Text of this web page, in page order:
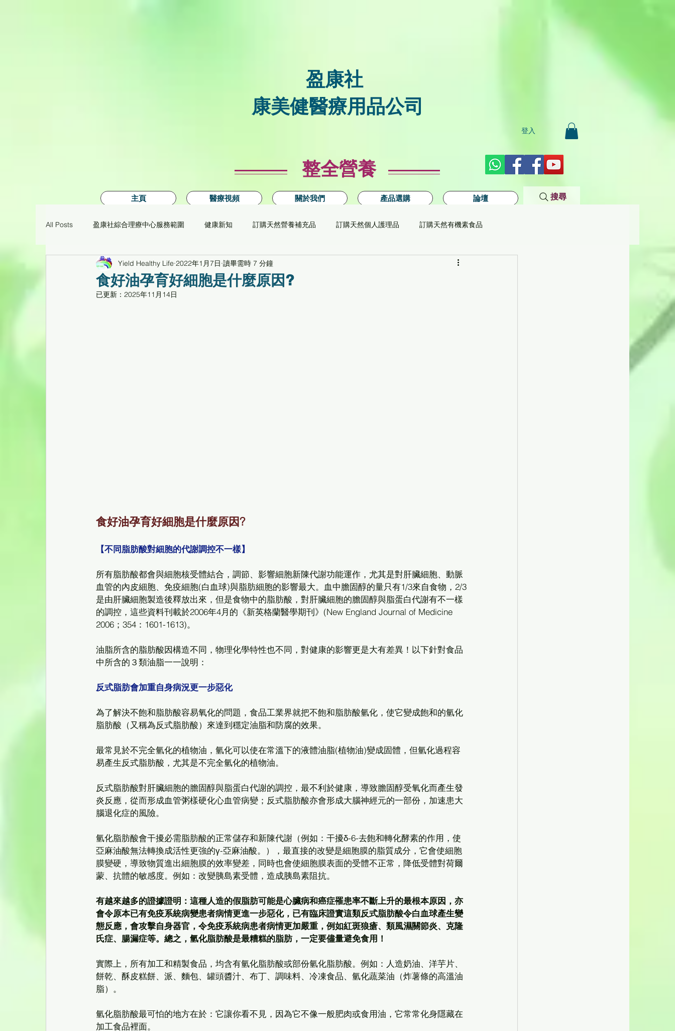
盈康社
康美健醫療用品公司
登入
整全營養
主頁 醫療視頻 關於我們 產品選購 論壇 搜尋
All Posts 盈康社綜合理療中心服務範圍 健康新知 訂購天然營養補充品 訂購天然個人護理品 訂購天然有機素食品
痛症理療工作坊臨床個案 環保醫療用品/養生儀器 能量系列 功能/草本/營養學
食好油孕育好細胞是什麼原因?
Yield Healthy Life 2022年1月7日 讀畢需時 7 分鐘
已更新： 2025年11月14日
食好油孕育好細胞是什麼原因?
【不同脂肪酸對細胞的代謝調控不一樣】
所有脂肪酸都會與細胞核受體結合，調節、影響細胞新陳代謝功能運作，尤其是對肝臟細胞、動脈
血管的內皮細胞、免疫細胞(白血球)與脂肪細胞的影響最大。血中膽固醇的量只有1/3來自食物，2/3
是由肝臟細胞製造後釋放出來，但是食物中的脂肪酸，對肝臟細胞的膽固醇與脂蛋白代謝有不一樣
的調控，這些資料刊載於2006年4月的《新英格蘭醫學期刊》(New England Journal of Medicine
2006；354：1601-1613)。
油脂所含的脂肪酸因構造不同，物理化學特性也不同，對健康的影響更是大有差異！以下針對食品
中所含的３類油脂一一說明：
反式脂肪會加重自身病況更一步惡化
為了解決不飽和脂肪酸容易氧化的問題，食品工業界就把不飽和脂肪酸氫化，使它變成飽和的氫化
脂肪酸（又稱為反式脂肪酸）來達到穩定油脂和防腐的效果。
最常見於不完全氫化的植物油，氫化可以使在常溫下的液體油脂(植物油)變成固體，但氫化過程容
易產生反式脂肪酸，尤其是不完全氫化的植物油。
反式脂肪酸對肝臟細胞的膽固醇與脂蛋白代謝的調控，最不利於健康，導致膽固醇受氧化而產生發
炎反應，從而形成血管粥樣硬化心血管病變；反式脂肪酸亦會形成大腦神經元的一部份，加速患大
腦退化症的風險。
氫化脂肪酸會干擾必需脂肪酸的正常儲存和新陳代謝（例如：干擾δ-6-去飽和轉化酵素的作用，使
亞麻油酸無法轉換成活性更強的γ-亞麻油酸。），最直接的改變是細胞膜的脂質成分，它會使細胞
膜變硬，導致物質進出細胞膜的效率變差，同時也會使細胞膜表面的受體不正常，降低受體對荷爾
蒙、抗體的敏感度。例如：改變胰島素受體，造成胰島素阻抗。
有越來越多的證據證明：這種人造的假脂肪可能是心臟病和癌症罹患率不斷上升的最根本原因，亦
會令原本已有免疫系統病變患者病情更進一步惡化，已有臨床證實這類反式脂肪酸令白血球產生變
態反應，會攻擊自身器官，令免疫系統病患者病情更加嚴重，例如紅斑狼瘡、類風濕關節炎、克隆
氏症、腸漏症等。總之，氫化脂肪酸是最糟糕的脂肪，一定要儘量避免食用！
實際上，所有加工和精製食品，均含有氫化脂肪酸或部份氫化脂肪酸。例如：人造奶油、洋芋片、
餅乾、酥皮糕餅、派、麵包、罐頭醬汁、布丁、調味料、冷凍食品、氫化蔬菜油（炸薯條的高溫油
脂）。
氫化脂肪酸最可怕的地方在於：它讓你看不見，因為它不像一般肥肉或食用油，它常常化身隱藏在
加工食品裡面。